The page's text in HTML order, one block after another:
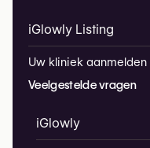
iGlowly Listing
Uw kliniek aanmelden
Veelgestelde vragen
iGlowly